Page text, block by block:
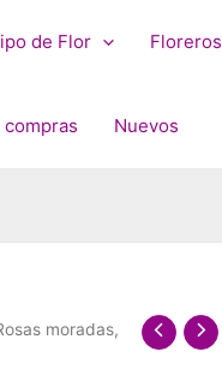
de Flor Floreros
Nuevos
moradas,